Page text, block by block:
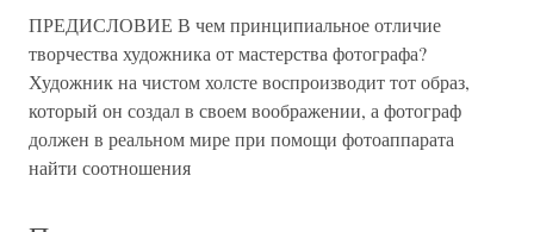
ПРЕДИСЛОВИЕ В чем принципиальное отличие
творчества художника от мастерства фотографа?
Художник на чистом холсте воспроизводит тот образ,
который он создал в своем воображении, а фотограф
должен в реальном мире при помощи фотоаппарата
найти соотношения